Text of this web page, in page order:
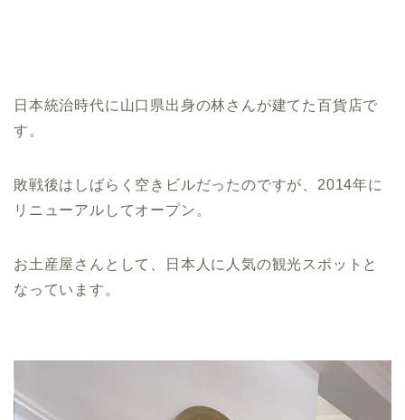
日本統治時代に山口県出身の林さんが建てた百貨店で
す。
敗戦後はしばらく空きビルだったのですが、2014年に
リニューアルしてオープン。
お土産屋さんとして、日本人に人気の観光スポットと
なっています。